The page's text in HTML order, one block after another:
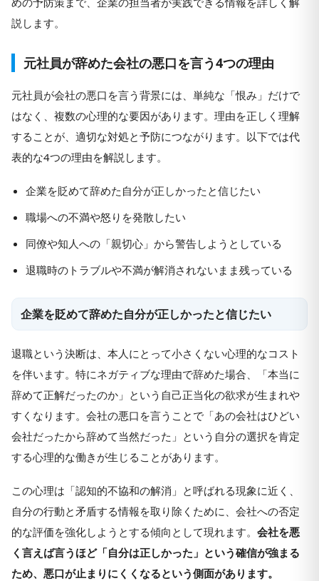
説します。
元社員が辞めた会社の悪口を言う4つの理由
元社員が会社の悪口を言う背景には、単純な「恨み」だけで
はなく、複数の心理的な要因があります。理由を正しく理解
することが、適切な対処と予防につながります。以下では代
表的な4つの理由を解説します。
企業を貶めて辞めた自分が正しかったと信じたい
職場への不満や怒りを発散したい
同僚や知人への「親切心」から警告しようとしている
退職時のトラブルや不満が解消されないまま残っている
企業を貶めて辞めた自分が正しかったと信じたい
退職という決断は、本人にとって小さくない心理的なコスト
を伴います。特にネガティブな理由で辞めた場合、「本当に
辞めて正解だったのか」という自己正当化の欲求が生まれや
すくなります。会社の悪口を言うことで「あの会社はひどい
会社だったから辞めて当然だった」という自分の選択を肯定
する心理的な働きが生じることがあります。
この心理は「認知的不協和の解消」と呼ばれる現象に近く、
自分の行動と矛盾する情報を取り除くために、会社への否定
的な評価を強化しようとする傾向として現れます。 会社を悪
く言えば言うほど「自分は正しかった」という確信が強まる
ため、悪口が止まりにくくなるという側面があります。